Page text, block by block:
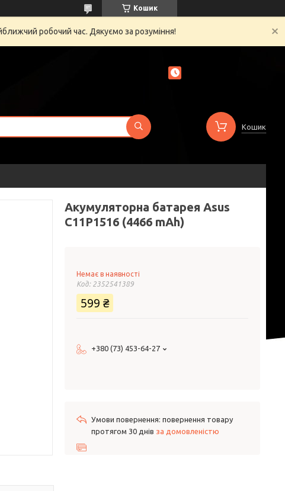
Кошик
робочий час. Дякуємо за розуміння!
Кошик
Акумуляторна батарея Asus
C11P1516 (4466 mAh)
Немає в наявності
Код: 2352541389
599 ₴
+380 (73) 453-64-27
повернення товару
протягом 30 днів за домовленістю